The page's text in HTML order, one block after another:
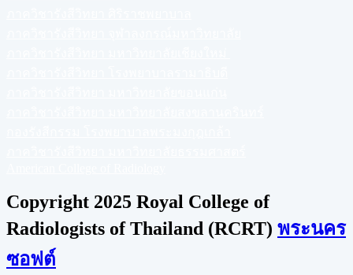
Copyright 2025 Royal College of
Radiologists of Thailand (RCRT) พระนคร
ซอฟต์